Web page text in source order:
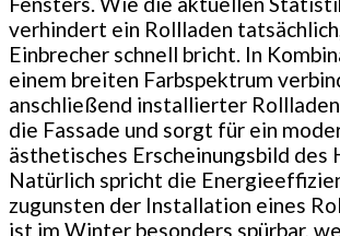
verhindert ein Rollladen
Einbrecher schnell bricht. In
einem breiten Farbspektrum
anschließend installierter
die Fassade und sorgt für ein
ästhetisches Erscheinungsbild des
Natürlich spricht die
zugunsten der Installation eines
ist im Winter besonders spürbar,